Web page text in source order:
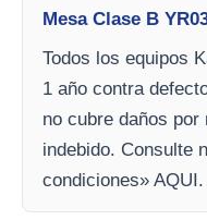
Mesa Clase B
Todos los equipos
1 año contra
no cubre daños
indebido. Consulte
condiciones» AQUI.